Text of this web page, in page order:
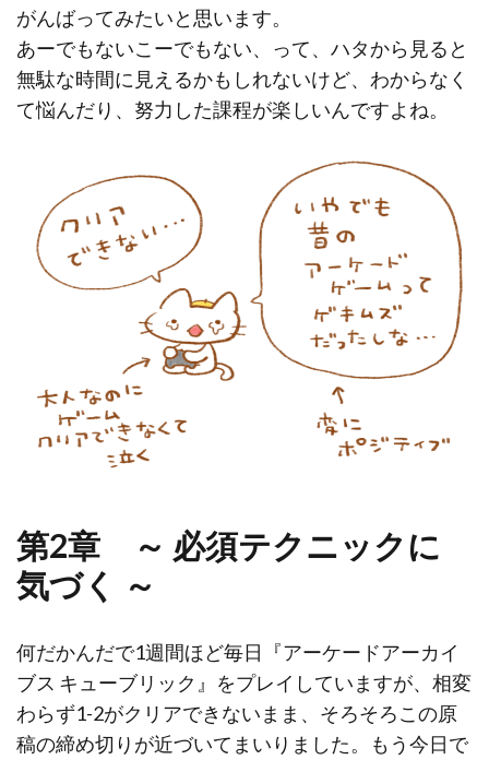
がんばってみたいと思います。
あーでもないこーでもない、って、ハタから見ると
無駄な時間に見えるかもしれないけど、わからなく
て悩んだり、努力した課程が楽しいんですよね。
第2章 ～ 必須テクニックに
気づく ～
何だかんだで1週間ほど毎日『アーケードアーカイ
ブス キューブリック』をプレイしていますが、相変
わらず1-2がクリアできないまま、そろそろこの原
稿の締め切りが近づいてまいりました。もう今日で